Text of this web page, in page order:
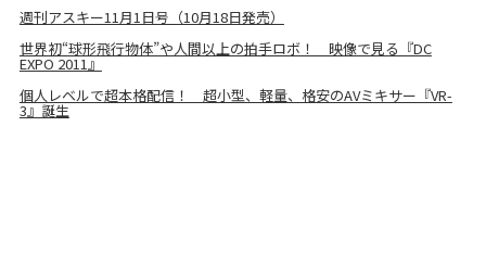
週刊アスキー11月1日号（10月18日発売）
世界初“球形飛行物体”や人間以上の拍手ロボ！ 映像で見る『DC
EXPO 2011』
個人レベルで超本格配信！ 超小型、軽量、格安のAVミキサー『VR-
3』誕生